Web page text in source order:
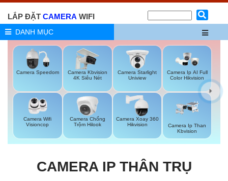
LẮP ĐẶT CAMERA WIFI
DANH MỤC
Camera Speedom
Camera Kbvision
4K Siêu Nét
Camera Starlight
Uniview
Camera Ip AI Full
Color Hikvision
Camera Wifi
Visioncop
Camera Chống
Trộm Hilook
Camera Xoay 360
Hikvision
Camera Ip Than
Kbvision
CAMERA IP THÂN TRỤ